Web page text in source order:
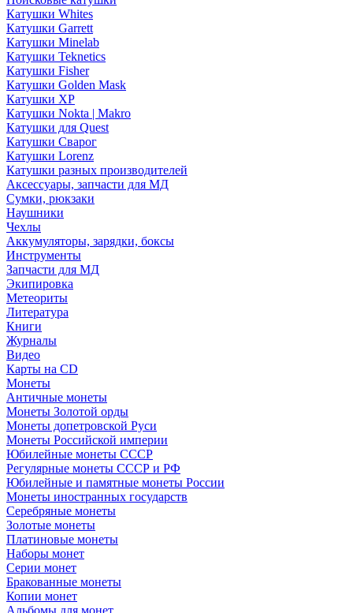
Катушки Whites
Катушки Garrett
Катушки Minelab
Катушки Teknetics
Катушки Fisher
Катушки Golden Mask
Катушки XP
Катушки Nokta | Makro
Катушки для Quest
Катушки Сварог
Катушки Lorenz
Катушки разных производителей
Аксессуары, запчасти для МД
Сумки, рюкзаки
Наушники
Чехлы
Аккумуляторы, зарядки, боксы
Инструменты
Запчасти для МД
Экипировка
Метеориты
Литература
Книги
Журналы
Видео
Карты на CD
Монеты
Античные монеты
Монеты Золотой орды
Монеты допетровской Руси
Монеты Российской империи
Юбилейные монеты СССР
Регулярные монеты СССР и РФ
Юбилейные и памятные монеты России
Монеты иностранных государств
Серебряные монеты
Золотые монеты
Платиновые монеты
Наборы монет
Серии монет
Бракованные монеты
Копии монет
Альбомы для монет